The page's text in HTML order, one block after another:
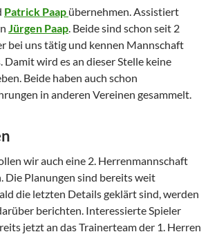
Patrick Paap übernehmen. Assistiert
Jürgen Paap. Beide sind schon seit 2
bei uns tätig und kennen Mannschaft
Damit wird es an dieser Stelle keine
Beide haben auch schon
in anderen Vereinen gesammelt.
wir auch eine 2. Herrenmannschaft
Die Planungen sind bereits weit
die letzten Details geklärt sind, werden
berichten. Interessierte Spieler
jetzt an das Trainerteam der 1. Herren